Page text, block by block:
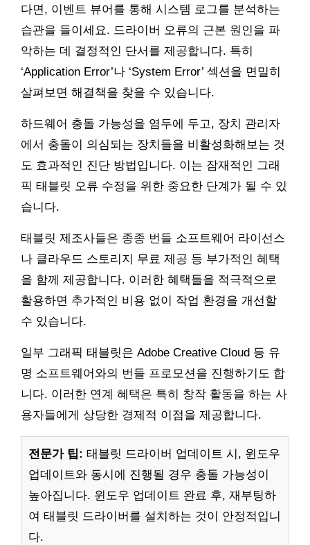
다면, 이벤트 뷰어를 통해 시스템 로그를 분석하는
습관을 들이세요. 드라이버 오류의 근본 원인을 파
악하는 데 결정적인 단서를 제공합니다. 특히
‘Application Error’나 ‘System Error’ 섹션을 면밀히
살펴보면 해결책을 찾을 수 있습니다.
하드웨어 충돌 가능성을 염두에 두고, 장치 관리자
에서 충돌이 의심되는 장치들을 비활성화해보는 것
도 효과적인 진단 방법입니다. 이는 잠재적인 그래
픽 태블릿 오류 수정을 위한 중요한 단계가 될 수 있
습니다.
태블릿 제조사들은 종종 번들 소프트웨어 라이선스
나 클라우드 스토리지 무료 제공 등 부가적인 혜택
을 함께 제공합니다. 이러한 혜택들을 적극적으로
활용하면 추가적인 비용 없이 작업 환경을 개선할
수 있습니다.
일부 그래픽 태블릿은 Adobe Creative Cloud 등 유
명 소프트웨어와의 번들 프로모션을 진행하기도 합
니다. 이러한 연계 혜택은 특히 창작 활동을 하는 사
용자들에게 상당한 경제적 이점을 제공합니다.
전문가 팁: 태블릿 드라이버 업데이트 시, 윈도우
업데이트와 동시에 진행될 경우 충돌 가능성이
높아집니다. 윈도우 업데이트 완료 후, 재부팅하
여 태블릿 드라이버를 설치하는 것이 안정적입니
다.